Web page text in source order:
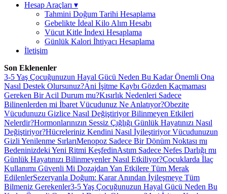
Hesap Araçları ▾
Tahmini Doğum Tarihi Hesaplama
Gebelikte İdeal Kilo Alım Hesabı
Vücut Kitle İndexi Hesaplama
Günlük Kalori İhtiyacı Hesaplama
İletişim
Son Eklenenler
3-5 Yaş Çocuğunuzun Hayal Gücü Neden Bu Kadar Önemli Ona
Nasıl Destek Olursunuz?Ani İşitme Kaybı Gözden Kaçmaması
Gereken Bir Acil Durum mu?Kısırlık Nedenleri Sadece
Bilinenlerden mi İbaret Vücudunuz Ne Anlatıyor?Obezite
Vücudunuzu Gizlice Nasıl Değiştiriyor Bilinmeyen Etkileri
Nelerdir?Hormonlarınızın Sessiz Çığlığı Günlük Hayatınızı Nasıl
Değiştiriyor?Hücreleriniz Kendini Nasıl İyileştiriyor Vücudunuzun
Gizli Yenilenme SırlarıMenopoz Sadece Bir Dönüm Noktası mı
Bedeninizdeki Yeni Ritmi KeşfedinAstım Sadece Nefes Darlığı mı
Günlük Hayatınızı Bilinmeyenler Nasıl Etkiliyor?Çocuklarda İlaç
Kullanımı Güvenli Mi Dozajdan Yan Etkilere Tüm Merak
EdilenlerSezeryanla Doğum: Karar Anından İyileşmeye Tüm
Bilmeniz Gerekenler3-5 Yaş Çocuğunuzun Hayal Gücü Neden Bu